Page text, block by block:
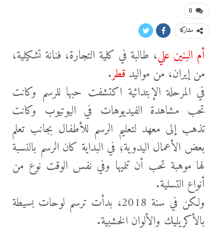
0
مشاركة
أم البنين علي، طالبة في كلية التجارة، فنانة تشكيلية،
من إيران، من مواليد قطر.
في المرحلة الإبتدائية اكتشفت حبها للرسم وكانت
تحب مشاهدة الفيديوهات في اليوتيوب وكانت
تذهب إلى معهد لتعليم الرسم للأطفال بجانب تعلم
بعض الأعمال اليدوية؛ في البداية كان الرسم بالنسبة
لها موهبة تحب أن تنميها وفي نفس الوقت نوع من
أنواع التسلية.
ولكن في سنة 2018، بدأت ترسم لوحات بسيطة
بالأكريليك والألوان الخشبية.